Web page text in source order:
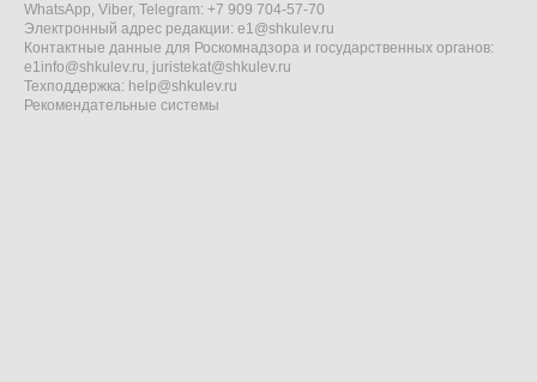
WhatsApp, Viber, Telegram: +7 909 704-57-70
Электронный адрес редакции: e1@shkulev.ru
Контактные данные для Роскомнадзора и государственных органов:
e1info@shkulev.ru, juristekat@shkulev.ru
Техподдержка: help@shkulev.ru
Рекомендательные системы